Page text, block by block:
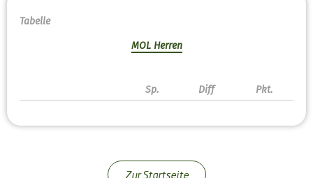
Tabelle
MOL Herren
Sp. Diff Pkt.
Zur Startseite